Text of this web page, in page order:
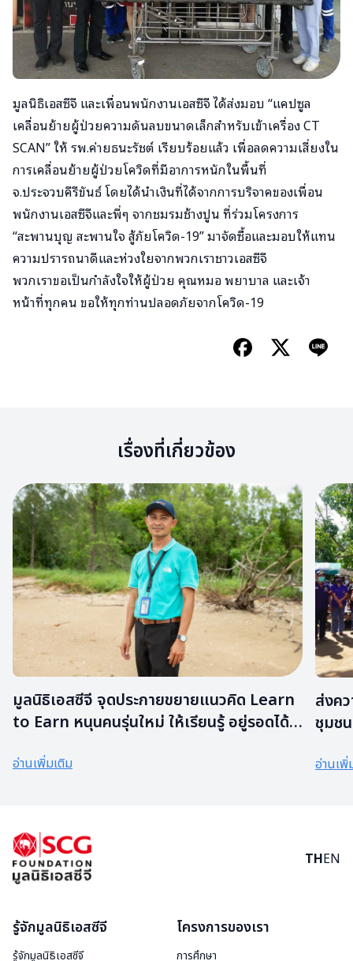
มูลนิธิเอสซีจี​ และเพื่อนพนักงานเอสซีจี ได้ส่งมอบ “แคปซูล
เคลื่อนย้ายผู้ป่วยความดันลบขนาดเล็กสำหรับเข้าเครื่อง CT
SCAN” ให้​ รพ.ค่​ายธนะรัชต์​ เรียบร้อยแล้ว​ เพื่อลดความเสี่ยงใน
การเคลื่อนย้ายผู้ป่วยโควิดที่มีอาการหนักในพื้นที่
จ.ประจวบคีรีขันธ์​ โดยได้นำเงินที่ได้จากการบริจาคของเพื่อน
พนักงานเอสซีจีและพี่ๆ​ จากชมรมช้างปูน​ ที่ร่วมโครงการ​
“สะพานบุญ​ สะพานใจ​ สู้ภัยโควิด-19” มาจัดซื้อและมอบให้​แทน
ความปรารถนาดีและห่วงใยจากพวกเราชาวเอสซีจี
พวกเราขอเป็นกำลังใจให้ผู้ป่วย คุณหมอ พยาบาล และเจ้า
หน้าที่ทุกคน ขอให้ทุกท่านปลอดภัยจากโควิด-19
เรื่องที่เกี่ยวข้อง
มูลนิธิเอสซีจี จุดประกายขยายแนวคิด Learn
to Earn หนุนคนรุ่นใหม่ ให้เรียนรู้ อยู่รอดได้
อ่านเพิ่มเติม
ส่งค
ชุมชน
อ่านเพิ่
THEN
รู้จักมูลนิธิเอสซีจี
รู้จักมูลนิธิเอสซีจี
โครงการของเรา
การศึกษา